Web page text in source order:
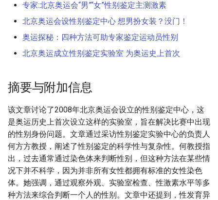
专家:北京奥运会“男”“女”性别鉴定主测激素
北京奥运会设性别鉴定中心 想男扮女装？没门！
奥运探秘：四种方法可助专家鉴定运动员性别
北京奥运成立性别鉴定实验室 为奥运史上首次
摘要与附加信息
该文章讨论了2008年北京奥运会设立的性别鉴定中心，这
是奥运历史上首次设立这样的实验室，旨在解决比赛中出现
的性别身份问题。文章通过采访性别鉴定实验中心的负责人
何方方教授，阐述了性别鉴定的科学性与复杂性。何教授指
出，过去通常通过染色体来判断性别，但这种方法在某些情
况下并不科学，因为并非所有女性都拥有标准的女性染色
体。她强调，通过观察外观、实验室检查、性激素水平等多
种方法来综合判断一个人的性别。文章中还提到，性发育异